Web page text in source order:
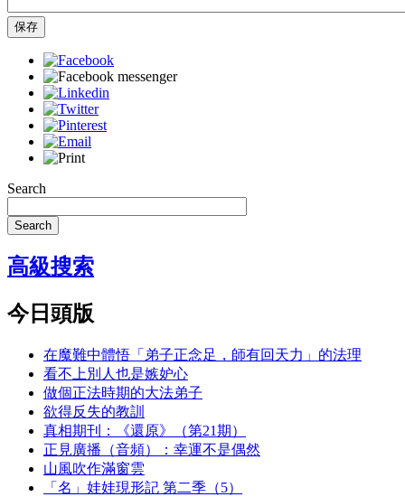
保存
Search
Search
高級搜索
今日頭版
在魔難中體悟「弟子正念足，師有回天力」的法理
看不上別人也是嫉妒心
做個正法時期的大法弟子
欲得反失的教訓
真相期刊：《還原》（第21期）
正見廣播（音頻）：幸運不是偶然
山風吹作滿窗雲
「名」娃娃現形記 第二季（5）